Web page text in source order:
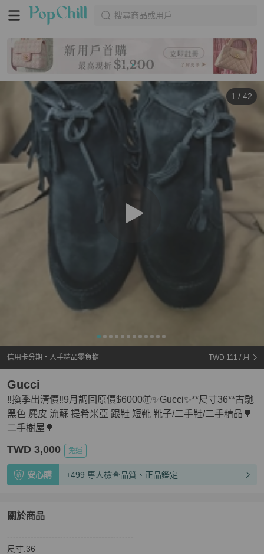
搜尋商品或用戶
1 / 42
信用卡分期・入手精品零負擔 TWD 111 / 月
‼️換季出清價‼️9月調回原價$6000㊣✨Gucci✨**尺寸36**古馳
黑色 麂皮 流蘇 提希米亞 跟鞋 短靴 靴子/二手鞋/二手精品🌳
二手樹屋🌳
Gucci
TWD 3,000 免運
安心購 +499 專人檢查品質、正品鑑定
關於商品
關於‼️換季出清價‼️9月調回原價$6000㊣✨Gucci✨**尺寸36**
-------------------------------------------
尺寸:36